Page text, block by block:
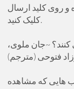
و روی کلید ارسال
کلیک کنید.
~جان ملوی،
فتوحی (مترجم)
هایی که مشاهده